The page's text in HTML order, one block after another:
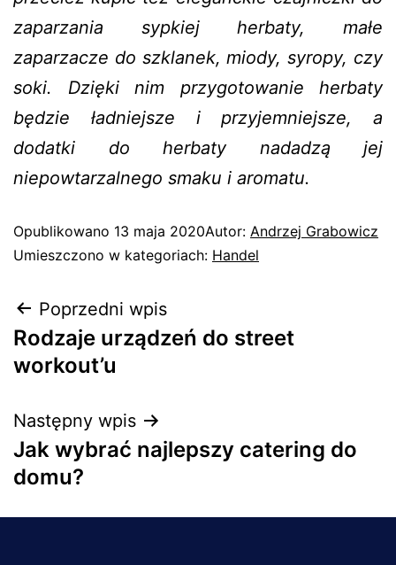
zaparzania sypkiej herbaty, małe
zaparzacze do szklanek, miody, syropy, czy
soki. Dzięki nim przygotowanie herbaty
będzie ładniejsze i przyjemniejsze, a
dodatki do herbaty nadadzą jej
niepowtarzalnego smaku i aromatu.
Opublikowano 13 maja 2020Autor: Andrzej Grabowicz
Umieszczono w kategoriach: Handel
Poprzedni wpis
Rodzaje urządzeń do street
workout’u
Następny wpis
Jak wybrać najlepszy catering do
domu?